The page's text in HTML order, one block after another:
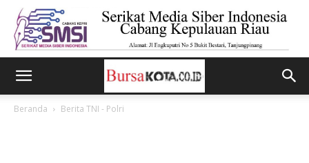
Beranda Berita TNI - Polri